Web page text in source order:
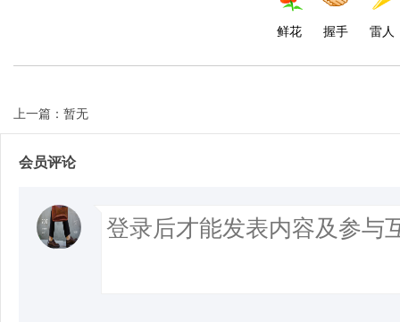
Bo
鲜花 握手 雷人
上一篇：暂无
会员评论